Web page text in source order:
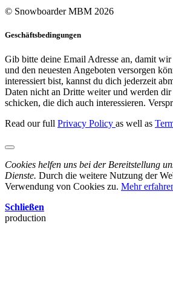
© Snowboarder MBM 2026
Geschäftsbedingungen
Gib bitte deine Email Adresse an, damit
und den neuesten Angeboten versorgen
interessiert bist, kannst du dich jederzeit
Daten nicht an Dritte weiter und werden
schicken, die dich auch interessieren.
Read our full Privacy Policy as well as
Cookies helfen uns bei der Bereitstellung
Dienste. Durch die weitere Nutzung der
Verwendung von Cookies zu. Mehr
Schließen
production